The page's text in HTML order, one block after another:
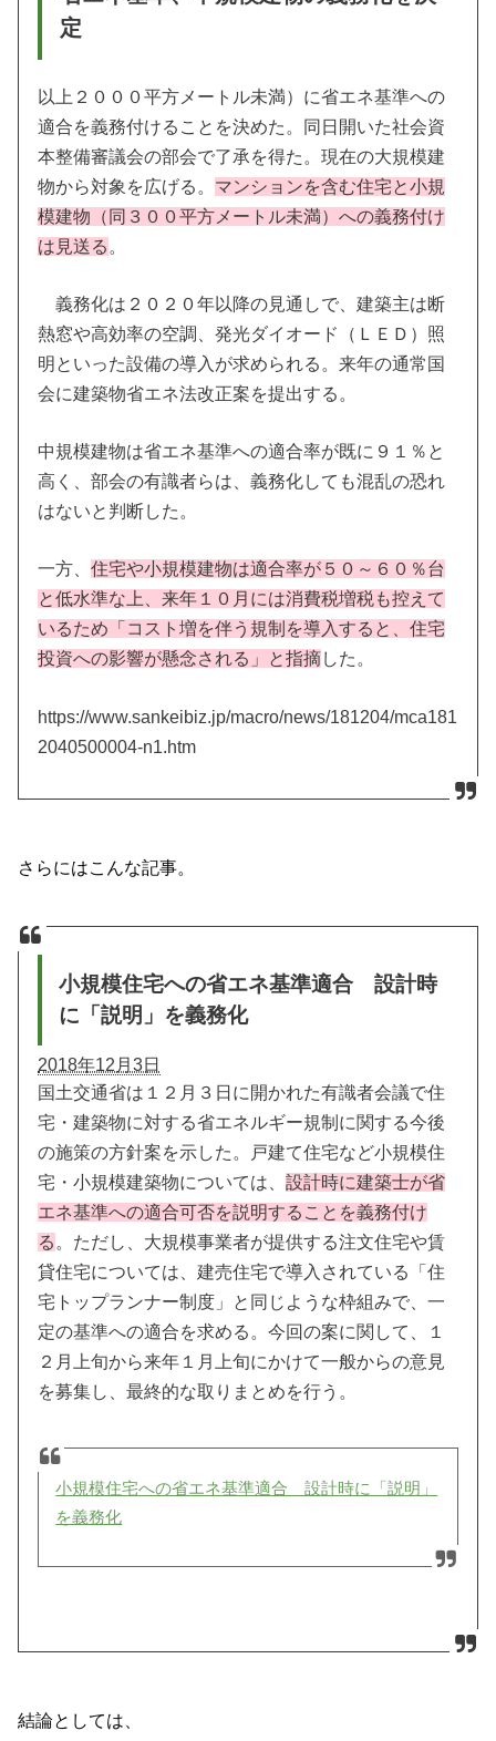
定
以上２０００平方メートル未満）に省エネ基準への
適合を義務付けることを決めた。同日開いた社会資
本整備審議会の部会で了承を得た。現在の大規模建
物から対象を広げる。 マンションを含む住宅と小規
模建物（同３００平方メートル未満）への義務付け
は見送る 。
義務化は２０２０年以降の見通しで、建築主は断
熱窓や高効率の空調、発光ダイオード（ＬＥＤ）照
明といった設備の導入が求められる。来年の通常国
会に建築物省エネ法改正案を提出する。
中規模建物は省エネ基準への適合率が既に９１％と
高く、部会の有識者らは、義務化しても混乱の恐れ
はないと判断した。
一方、住宅や小規模建物は適合率が５０～６０％台
と低水準な上、来年１０月には消費税増税も控えて
いるため「コスト増を伴う規制を導入すると、住宅
投資への影響が懸念される」と指摘した。
https://www.sankeibiz.jp/macro/news/181204/mca181
2040500004-n1.htm
さらにはこんな記事。
小規模住宅への省エネ基準適合 設計時
に「説明」を義務化
2018年12月3日
国土交通省は１２月３日に開かれた有識者会議で住
宅・建築物に対する省エネルギー規制に関する今後
の施策の方針案を示した。戸建て住宅など小規模住
宅・小規模建築物については、設計時に建築士が省
エネ基準への適合可否を説明することを義務付け
る 。ただし、大規模事業者が提供する注文住宅や賃
貸住宅については、建売住宅で導入されている「住
宅トップランナー制度」と同じような枠組みで、一
定の基準への適合を求める。今回の案に関して、１
２月上旬から来年１月上旬にかけて一般からの意見
を募集し、最終的な取りまとめを行う。
小規模住宅への省エネ基準適合 設計時に「説明」
を義務化
結論としては、